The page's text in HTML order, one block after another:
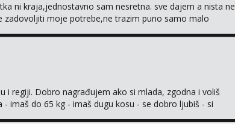
ni kraja,jednostavno sam nesretna. sve dajem a nista ne
zadovoljiti moje potrebe,ne trazim puno samo malo
i regiji. Dobro nagrađujem ako si mlada, zgodna i voliš
- imaš do 65 kg - imaš dugu kosu - se dobro ljubiš - si